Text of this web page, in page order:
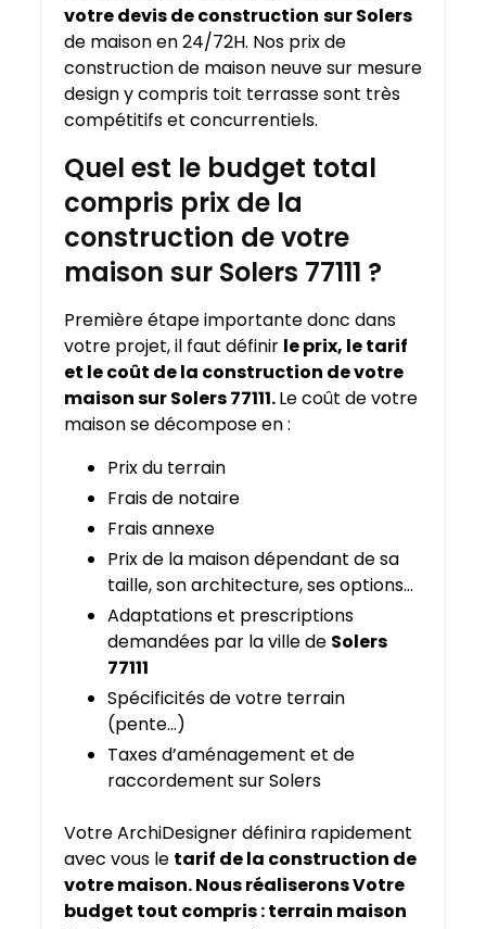
votre devis de construction sur Solers
de maison en 24/72H. Nos prix de
construction de maison neuve sur mesure
design y compris toit terrasse sont très
compétitifs et concurrentiels.
Quel est le budget total
compris prix de la
construction de votre
maison sur Solers 77111 ?
Première étape importante donc dans
votre projet, il faut définir le prix, le tarif
et le coût de la construction de votre
maison sur Solers 77111.Le coût de votre
maison se décompose en :
Prix du terrain
Frais de notaire
Frais annexe
Prix de la maison dépendant de sa
taille, son architecture, ses options…
Adaptations et prescriptions
demandées par la ville de Solers
77111
Spécificités de votre terrain
(pente…)
Taxes d’aménagement et de
raccordement sur Solers
Votre ArchiDesigner définira rapidement
avec vous le tarif de la construction de
votre maison. Nous réaliserons Votre
budget tout compris : terrain maison